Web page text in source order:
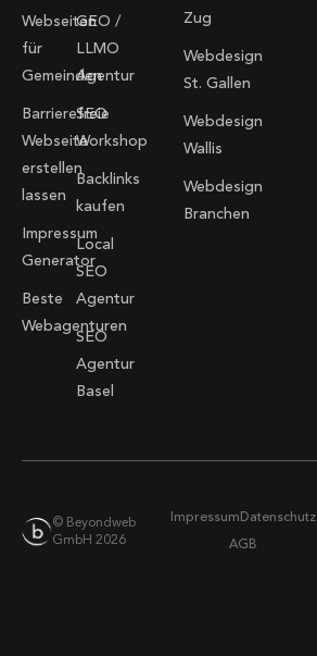
Webseiten
für
Gemeinden
Barrierefreie
Webseite
erstellen
lassen
Impressum
Generator
Beste
Webagenturen
GEO /
LLMO
Agentur
SEO
Workshop
Backlinks
kaufen
Local
SEO
Agentur
SEO
Agentur
Basel
Zug
Webdesign
St. Gallen
Webdesign
Wallis
Webdesign
Branchen
© Beyondweb
GmbH 2026
Impressum Datenschutz
AGB